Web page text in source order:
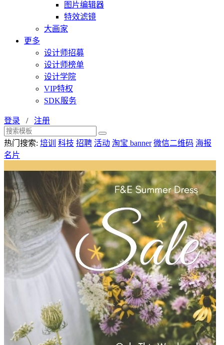
图片编辑器
特效滤镜
大画家
更多
设计师招募
设计师榜单
设计学院
VIP特权
SDK服务
登录 / 注册
热门搜索: 培训 科技 招聘 活动 淘宝 banner 微信二维码 海报
名片